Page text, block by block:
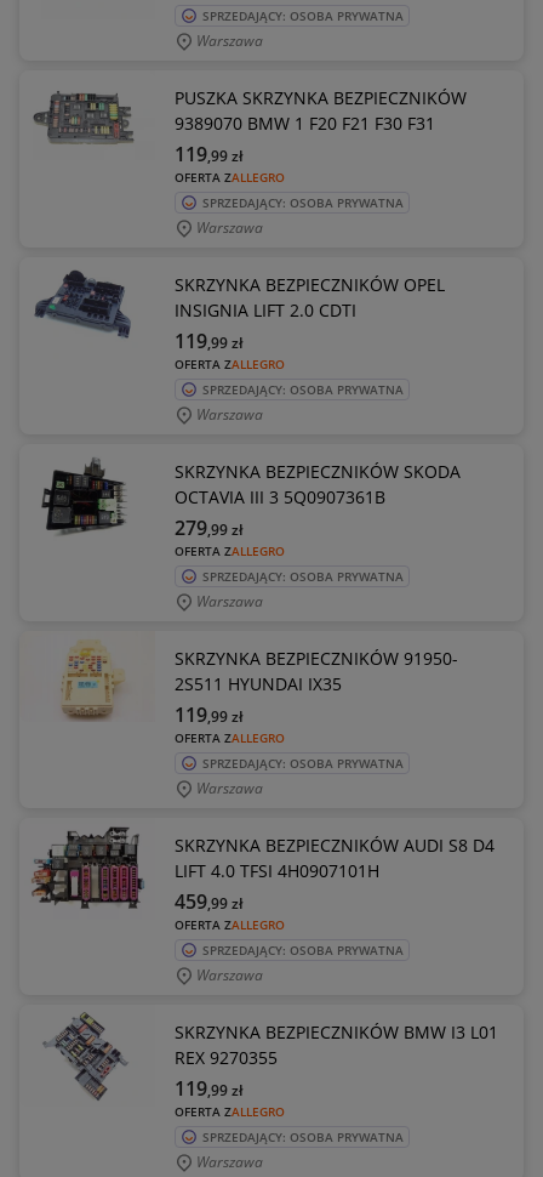
SPRZEDAJĄCY: OSOBA PRYWATNA
Warszawa
PUSZKA SKRZYNKA BEZPIECZNIKÓW
9389070 BMW 1 F20 F21 F30 F31
OFERTA ZALLEGRO
119,99zł
SPRZEDAJĄCY: OSOBA PRYWATNA
Warszawa
SKRZYNKA BEZPIECZNIKÓW OPEL
INSIGNIA LIFT 2.0 CDTI
OFERTA ZALLEGRO
119,99zł
SPRZEDAJĄCY: OSOBA PRYWATNA
Warszawa
SKRZYNKA BEZPIECZNIKÓW SKODA
OCTAVIA III 3 5Q0907361B
OFERTA ZALLEGRO
279,99zł
SPRZEDAJĄCY: OSOBA PRYWATNA
Warszawa
SKRZYNKA BEZPIECZNIKÓW 91950-
2S511 HYUNDAI IX35
OFERTA ZALLEGRO
119,99zł
SPRZEDAJĄCY: OSOBA PRYWATNA
Warszawa
SKRZYNKA BEZPIECZNIKÓW AUDI S8 D4
LIFT 4.0 TFSI 4H0907101H
OFERTA ZALLEGRO
459,99zł
SPRZEDAJĄCY: OSOBA PRYWATNA
Warszawa
SKRZYNKA BEZPIECZNIKÓW BMW I3 L01
REX 9270355
OFERTA ZALLEGRO
119,99zł
SPRZEDAJĄCY: OSOBA PRYWATNA
Warszawa